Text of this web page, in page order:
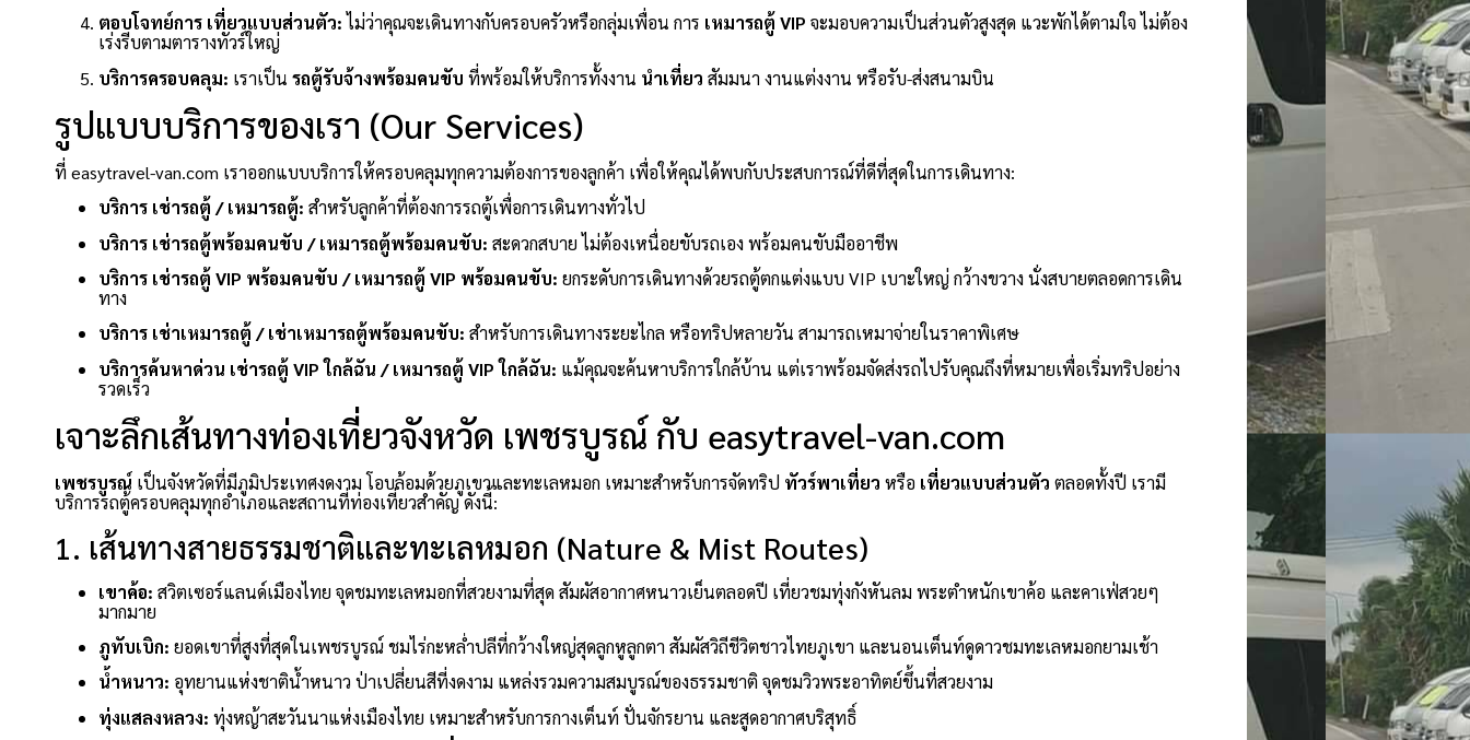
ตอบโจทย์การ เที่ยวแบบส่วนตัว:ไม่ว่าคุณจะเดินทางกับครอบครัวหรือกลุ่มเพื่อน การ เหมารถตู้ VIP จะมอบความเป็นส่วนตัวสูงสุด แวะพักได้ตามใจ ไม่ต้อง
เร่งรีบตามตารางทัวร์ใหญ่
บริการครอบคลุม: เราเป็น รถตู้รับจ้างพร้อมคนขับ ที่พร้อมให้บริการทั้งงาน นำเที่ยว สัมมนา งานแต่งงาน หรือรับ-ส่งสนามบิน
รูปแบบบริการของเรา (Our Services)
ที่ easytravel-van.com เราออกแบบบริการให้ครอบคลุมทุกความต้องการของลูกค้า เพื่อให้คุณได้พบกับประสบการณ์ที่ดีที่สุดในการเดินทาง:
บริการ เช่ารถตู้ / เหมารถตู้: สำหรับลูกค้าที่ต้องการรถตู้เพื่อการเดินทางทั่วไป
บริการ เช่ารถตู้พร้อมคนขับ / เหมารถตู้พร้อมคนขับ: สะดวกสบาย ไม่ต้องเหนื่อยขับรถเอง พร้อมคนขับมืออาชีพ
บริการ เช่ารถตู้ VIP พร้อมคนขับ / เหมารถตู้ VIP พร้อมคนขับ: ยกระดับการเดินทางด้วยรถตู้ตกแต่งแบบ VIP เบาะใหญ่ กว้างขวาง นั่งสบายตลอดการเดิน
ทาง
บริการ เช่าเหมารถตู้ / เช่าเหมารถตู้พร้อมคนขับ: สำหรับการเดินทางระยะไกล หรือทริปหลายวัน สามารถเหมาจ่ายในราคาพิเศษ
บริการค้นหาด่วน เช่ารถตู้ VIP ใกล้ฉัน / เหมารถตู้ VIP ใกล้ฉัน: แม้คุณจะค้นหาบริการใกล้บ้าน แต่เราพร้อมจัดส่งรถไปรับคุณถึงที่หมายเพื่อเริ่มทริปอย่าง
รวดเร็ว
เจาะลึกเส้นทางท่องเที่ยวจังหวัด เพชรบูรณ์ กับ easytravel-van.com
เพชรบูรณ์ เป็นจังหวัดที่มีภูมิประเทศงดงาม โอบล้อมด้วยภูเขาและทะเลหมอก เหมาะสำหรับการจัดทริป ทัวร์พาเที่ยว หรือ เที่ยวแบบส่วนตัว ตลอดทั้งปี เรามี
บริการรถตู้ครอบคลุมทุกอำเภอและสถานที่ท่องเที่ยวสำคัญ ดังนี้:
1. เส้นทางสายธรรมชาติและทะเลหมอก (Nature & Mist Routes)
เขาค้อ: สวิตเซอร์แลนด์เมืองไทย จุดชมทะเลหมอกที่สวยงามที่สุด สัมผัสอากาศหนาวเย็นตลอดปี เที่ยวชมทุ่งกังหันลม พระตำหนักเขาค้อ และคาเฟ่สวยๆ
มากมาย
ภูทับเบิก: ยอดเขาที่สูงที่สุดในเพชรบูรณ์ ชมไร่กะหล่ำปลีที่กว้างใหญ่สุดลูกหูลูกตา สัมผัสวิถีชีวิตชาวไทยภูเขา และนอนเต็นท์ดูดาวชมทะเลหมอกยามเช้า
น้ำหนาว: อุทยานแห่งชาติน้ำหนาว ป่าเปลี่ยนสีที่งดงาม แหล่งรวมความสมบูรณ์ของธรรมชาติ จุดชมวิวพระอาทิตย์ขึ้นที่สวยงาม
ทุ่งแสลงหลวง: ทุ่งหญ้าสะวันนาแห่งเมืองไทย เหมาะสำหรับการกางเต็นท์ ปั่นจักรยาน และสูดอากาศบริสุทธิ์